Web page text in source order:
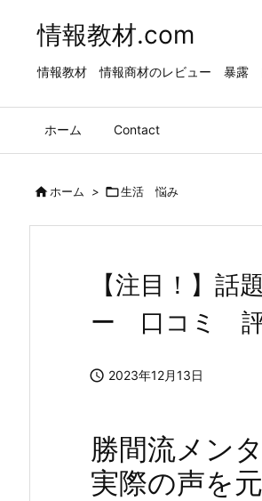
情報教材.com
情報教材 情報商材のレビュー 暴露
ホーム Contact
ホーム > 生活 悩み
【注目！】
ー 口コミ 評
 2023年12月13日
勝間流メン
実際の声を